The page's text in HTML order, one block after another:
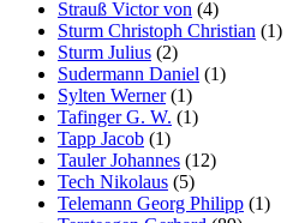
Strauß Victor von (4)
Sturm Christoph Christian (1)
Sturm Julius (2)
Sudermann Daniel (1)
Sylten Werner(1)
Tafinger G. W. (1)
Tapp Jacob (1)
Tauler Johannes (12)
Tech Nikolaus (5)
Telemann Georg Philipp (1)